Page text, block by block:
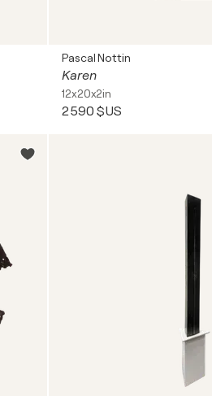
Pascal Nottin
Karen
12x20x2in
2 590 $US